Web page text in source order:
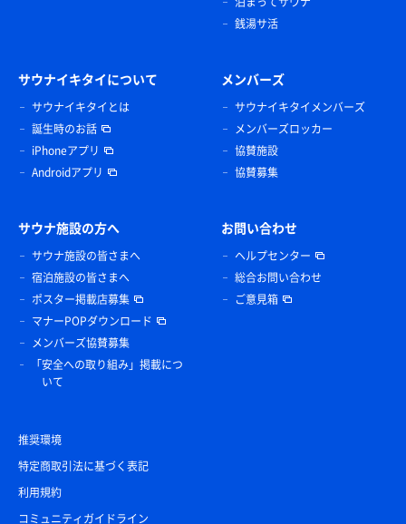
銭湯サ活
サウナイキタイについて
サウナイキタイとは
誕生時のお話
iPhoneアプリ
Androidアプリ
メンバーズ
サウナイキタイメンバーズ
メンバーズロッカー
協賛施設
協賛募集
サウナ施設の方へ
サウナ施設の皆さまへ
宿泊施設の皆さまへ
ポスター掲載店募集
マナーPOPダウンロード
メンバーズ協賛募集
「安全への取り組み」掲載につ
いて
お問い合わせ
ヘルプセンター
総合お問い合わせ
ご意見箱
推奨環境
特定商取引法に基づく表記
利用規約
コミュニティガイドライン